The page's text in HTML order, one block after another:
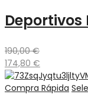
Deportivos
190,00€
174,80 €
Compra Rápida